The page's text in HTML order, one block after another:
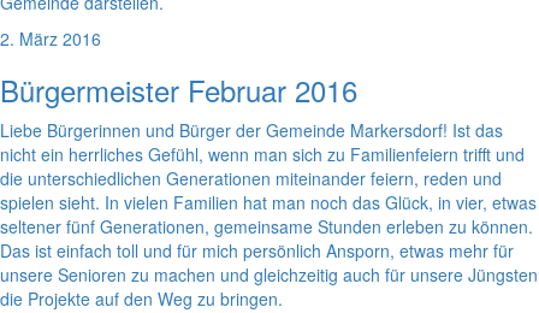
2. März 2016
Bürgermeister Februar 2016
Liebe Bürgerinnen und Bürger der Gemeinde Markersdorf! Ist das
nicht ein herrliches Gefühl, wenn man sich zu Familienfeiern trifft und
die unterschiedlichen Generationen miteinander feiern, reden und
spielen sieht. In vielen Familien hat man noch das Glück, in vier, etwas
seltener fünf Generationen, gemeinsame Stunden erleben zu können.
Das ist einfach toll und für mich persönlich Ansporn, etwas mehr für
unsere Senioren zu machen und gleichzeitig auch für unsere Jüngsten
die Projekte auf den Weg zu bringen.